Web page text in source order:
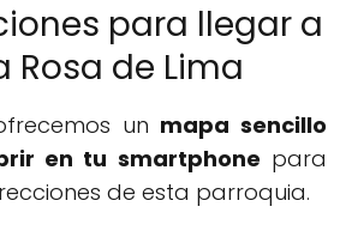
para llegar a
Rosa de Lima
un mapa sencillo
en tu smartphone para
de esta parroquia.